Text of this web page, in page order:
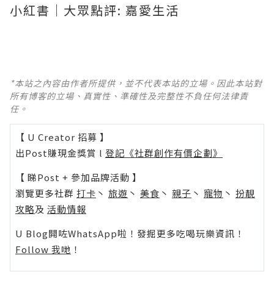
小紅書｜大眾點評: 嘉愛生活
*本站之內容由作者所提供，並不代表本站的立場。因此本站對
所有博客的立場、真實性、準確性及完整性不負任何法律責
任。
【 U Creator 招募 】
出Post賺現金獎賞 l 登記《社群創作有價企劃》
【 睇Post + 參加品牌活動 】
瀏覽更多社群 打卡 丶 旅遊 丶 美食 丶 親子 丶 寵物 丶 扮靚
攻略及 活動情報
U Blog開咗WhatsApp啦！發掘更多吃喝玩樂資訊！
Follow 我哋 ！